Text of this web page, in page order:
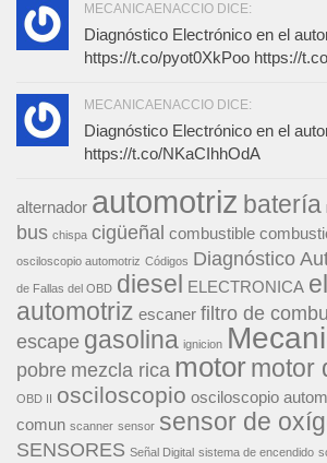
MECANICAENACCIO DICE:
Diagnóstico Electrónico en el
https://t.co/pyot0XkPoo https://
MECANICAENACCIO DICE:
Diagnóstico Electrónico en el
https://t.co/NKaCIhhOdA
alternador automotriz batería
bus chispa cigüeñal combustible
osciloscopio automotriz Códigos Diagnóstico
de Fallas del OBD diesel ELECTRONICA
automotriz escaner filtro de
escape gasolina ignicion
pobre mezcla rica motormotor
OBD II osciloscopio osciloscopio
comun scanner sensor sensor de
SENSORES Señal Digital sistema de encendido